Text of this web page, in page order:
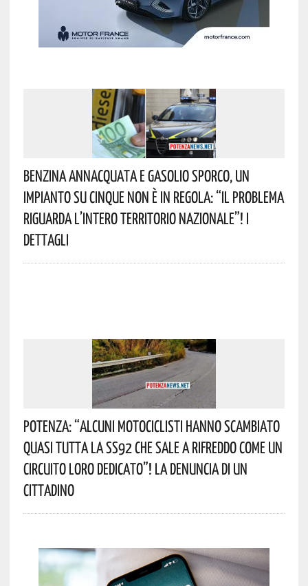
Benzina Annacquata E Gasolio Sporco, Un
Impianto Su Cinque Non È In Regola: “il Problema
Riguarda L’intero Territorio Nazionale”! I
Dettagli
Potenza: “alcuni Motociclisti Hanno Scambiato
Quasi Tutta La SS92 Che Sale A Rifreddo Come Un
Circuito Loro Dedicato”! La Denuncia Di Un
Cittadino